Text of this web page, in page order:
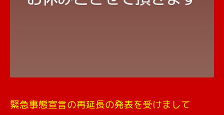
緊急事態宣言の再延長の発表を受けまして